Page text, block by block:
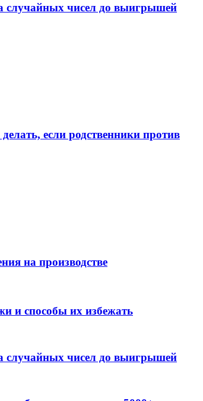
случайных чисел до выигрышей
если родственники против
на производстве
и способы их избежать
случайных чисел до выигрышей